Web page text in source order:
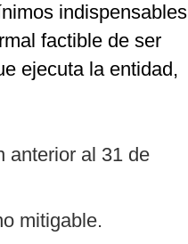
indispensables
factible de ser
ejecuta la entidad,
anterior al 31 de
mitigable.